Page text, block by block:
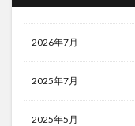
2026年7月
2025年7月
2025年5月